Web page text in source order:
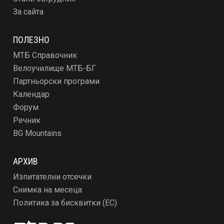
За сайта
ПОЛЕЗНО
МТБ Справочник
Велоучилище МТБ-БГ
Партньорски програми
Календар
Форум
Речник
BG Mountains
АРХИВ
Изпитателни отсечки
Снимка на месеца
Политика за бисквитки (ЕС)